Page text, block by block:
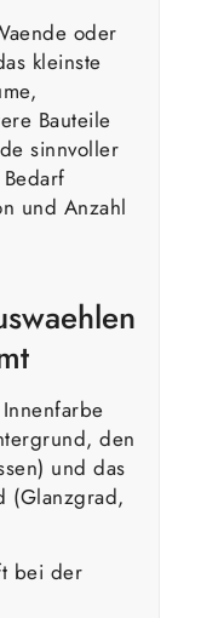
oder
kleinste
Bauteile
sinnvoller
und Anzahl
den
und das
(Glanzgrad,
bei der